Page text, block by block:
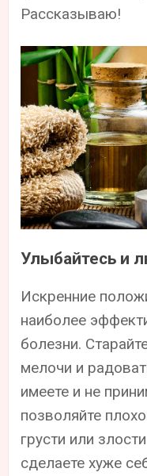
Рассказываю!
Улыбайтесь и
Искренние
наиболее
болезни.
мелочи и
имеете и не
позволяйте
грусти или
сделаете хуже